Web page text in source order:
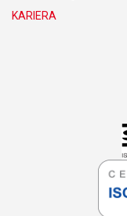
KARIERA